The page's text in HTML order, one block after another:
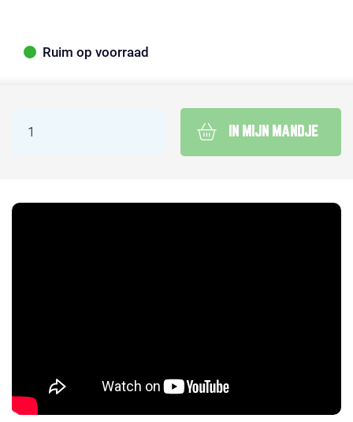
Ruim op voorraad
IN MIJN MANDJE